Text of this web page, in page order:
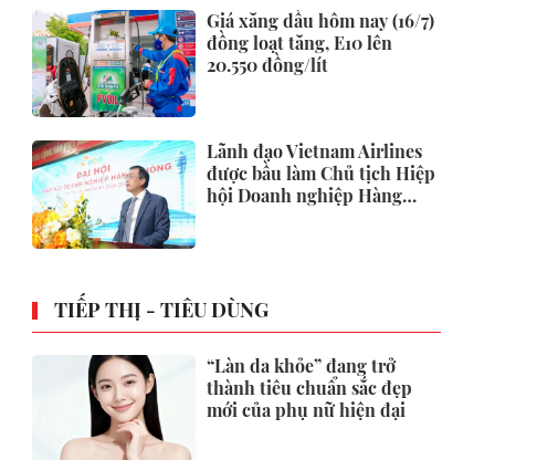
Giá xăng dầu hôm nay (16/7)
đồng loạt tăng, E10 lên
20.550 đồng/lít
Lãnh đạo Vietnam Airlines
được bầu làm Chủ tịch Hiệp
hội Doanh nghiệp Hàng
TIẾP THỊ - TIÊU DÙNG
“Làn da khỏe” đang trở
thành tiêu chuẩn sắc đẹp
mới của phụ nữ hiện đại